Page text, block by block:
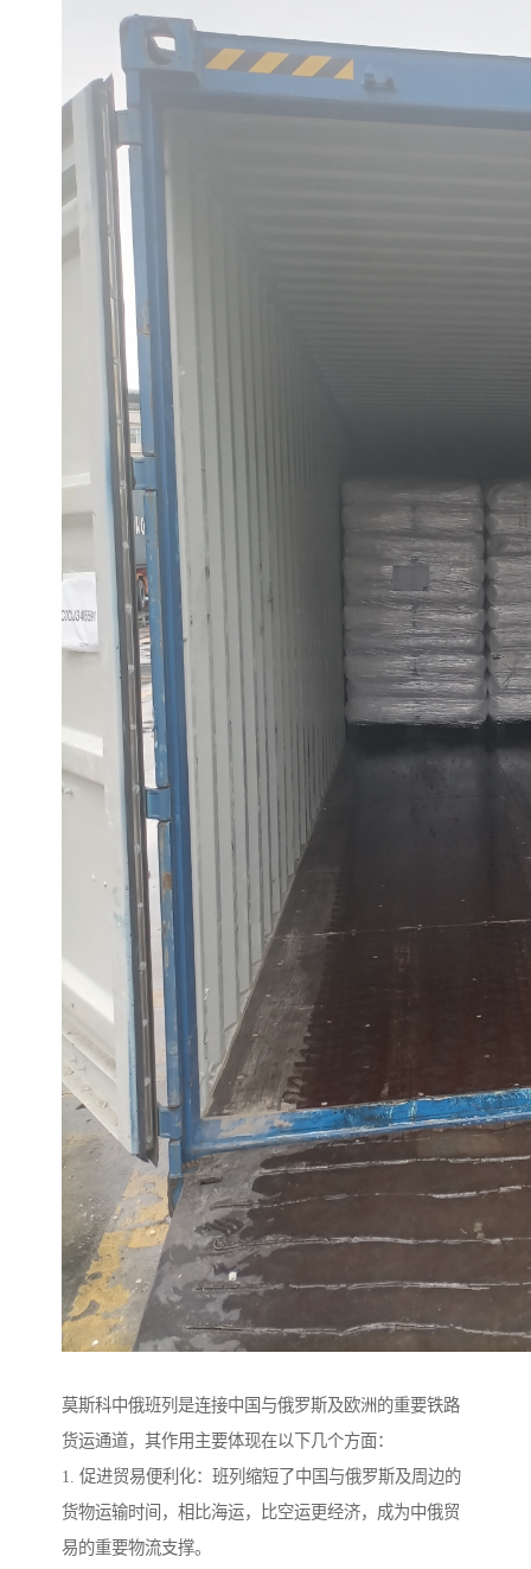
莫斯科中俄班列是连接中国与俄罗斯及欧洲的重要铁路
货运通道，其作用主要体现在以下几个方面：
1. 促进贸易便利化：班列缩短了中国与俄罗斯及周边的
货物运输时间，相比海运，比空运更经济，成为中俄贸
易的重要物流支撑。